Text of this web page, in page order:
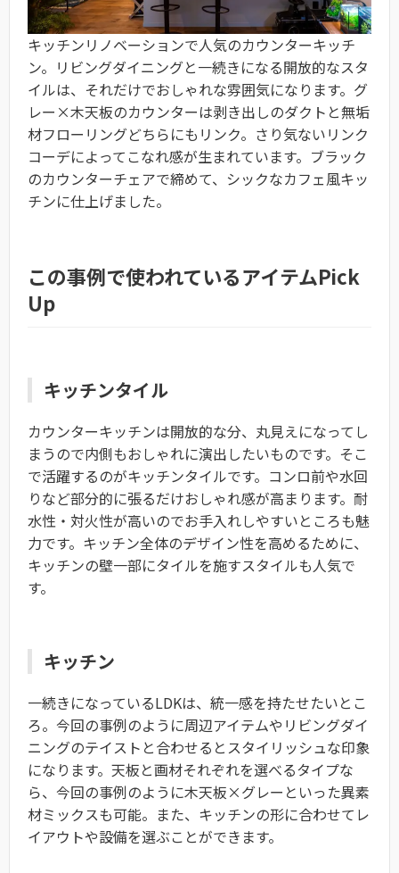
キッチンリノベーションで人気のカウンターキッチ
ン。リビングダイニングと一続きになる開放的なスタ
イルは、それだけでおしゃれな雰囲気になります。グ
レー×木天板のカウンターは剥き出しのダクトと無垢
材フローリングどちらにもリンク。さり気ないリンク
コーデによってこなれ感が生まれています。ブラック
のカウンターチェアで締めて、シックなカフェ風キッ
チンに仕上げました。
この事例で使われているアイテムPick
Up
キッチンタイル
カウンターキッチンは開放的な分、丸見えになってし
まうので内側もおしゃれに演出したいものです。そこ
で活躍するのがキッチンタイルです。コンロ前や水回
りなど部分的に張るだけおしゃれ感が高まります。耐
水性・対火性が高いのでお手入れしやすいところも魅
力です。キッチン全体のデザイン性を高めるために、
キッチンの壁一部にタイルを施すスタイルも人気で
す。
キッチン
一続きになっているLDKは、統一感を持たせたいとこ
ろ。今回の事例のように周辺アイテムやリビングダイ
ニングのテイストと合わせるとスタイリッシュな印象
になります。天板と画材それぞれを選べるタイプな
ら、今回の事例のように木天板×グレーといった異素
材ミックスも可能。また、キッチンの形に合わせてレ
イアウトや設備を選ぶことができます。